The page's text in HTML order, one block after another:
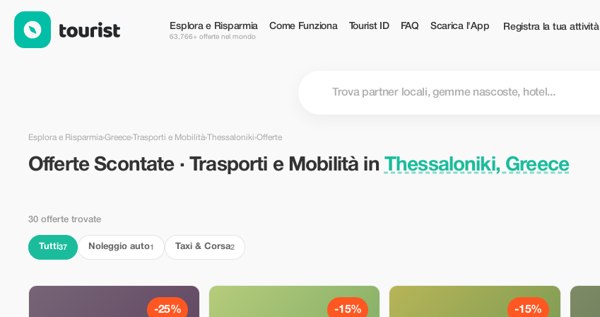
Esplora e Risparmia
63,766+ offerte nel mondo
Come Funziona Tourist ID FAQ Scarica l'App Registra la tua attività
Esplora e Risparmia›Greece›Trasporti e Mobilità›Thessaloniki›Offerte
Offerte Scontate · Trasporti e Mobilità in Thessaloniki, Greece
30 offerte trovate
Tutti37 Noleggio auto1 Taxi & Corsa2
-25% -15% -15%